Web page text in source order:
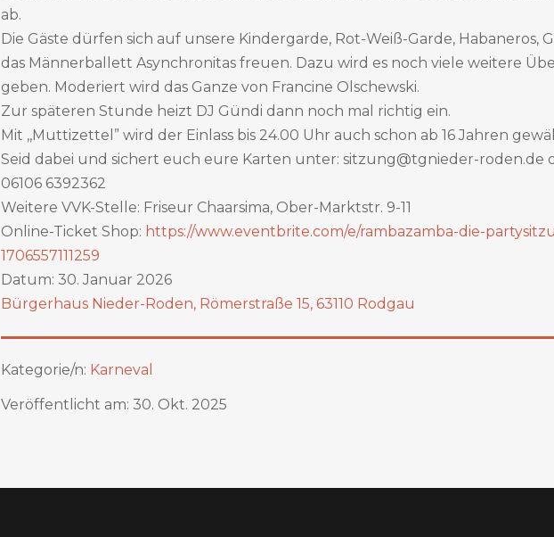
ab.
Die Gäste dürfen sich auf unsere Kindergarde, Rot-Weiß-Garde, Habaneros,
das Männerballett Asynchronitas freuen. Dazu wird es noch viele weitere
geben. Moderiert wird das Ganze von Francine Olschewski.
Zur späteren Stunde heizt DJ Gündi dann noch mal richtig ein.
Mit ,,Muttizettel” wird der Einlass bis 24.00 Uhr auch schon ab 16 Jahren
Seid dabei und sichert euch eure Karten unter: sitzung@tgnieder-roden.de
06106 6392362
Weitere VVK-Stelle: Friseur Chaarsima, Ober-Marktstr. 9-11
Online-Ticket Shop: https://www.eventbrite.com/e/rambazamba-die-
1706557111259
Datum: 30. Januar 2026
Bürgerhaus Nieder-Roden, Römerstraße 15, 63110 Rodgau
Kategorie/n: Karneval
Veröffentlicht am: 30. Okt. 2025